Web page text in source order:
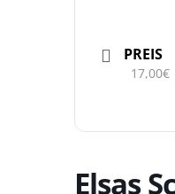
PREIS
17,00€
Elsas